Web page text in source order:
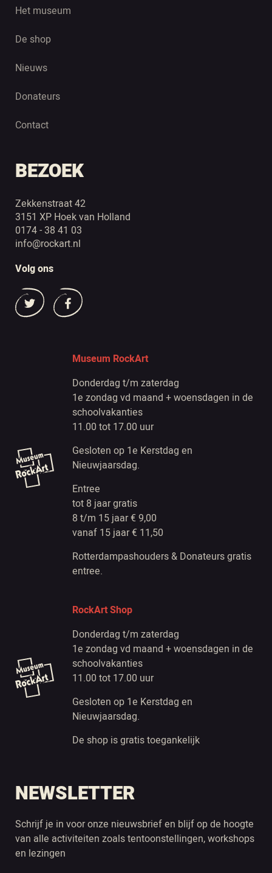
Het museum
De shop
Nieuws
Donateurs
Contact
BEZOEK
Zekkenstraat 42
3151 XP Hoek van Holland
0174 - 38 41 03
info@rockart.nl
Volg ons
Museum RockArt
Donderdag t/m zaterdag
1e zondag vd maand + woensdagen in de
schoolvakanties
11.00 tot 17.00 uur
Gesloten op 1e Kerstdag en
Nieuwjaarsdag.
Entree
tot 8 jaar gratis
8 t/m 15 jaar € 9,00
vanaf 15 jaar € 11,50
Rotterdampashouders & Donateurs gratis
entree.
RockArt Shop
Donderdag t/m zaterdag
1e zondag vd maand + woensdagen in de
schoolvakanties
11.00 tot 17.00 uur
Gesloten op 1e Kerstdag en
Nieuwjaarsdag.
De shop is gratis toegankelijk
NEWSLETTER
Schrijf je in voor onze nieuwsbrief en blijf op de hoogte
van alle activiteiten zoals tentoonstellingen, workshops
en lezingen